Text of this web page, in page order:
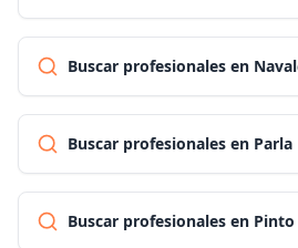
Buscar profesionales en
Buscar profesionales en Parla
Buscar profesionales en Pinto